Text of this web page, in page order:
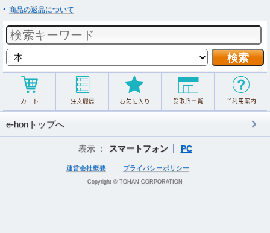
商品の返品について
e-honトップへ
表示 ： スマートフォン PC
運営会社概要 プライバシーポリシー
Copyright © TOHAN CORPORATION